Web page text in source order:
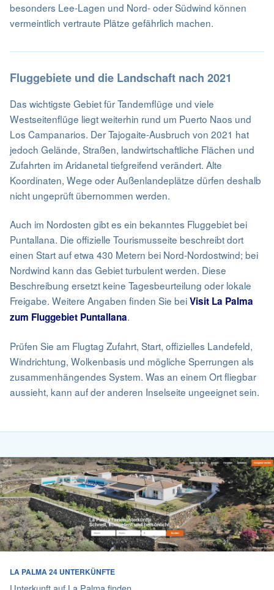
besonders Lee-Lagen und Nord- oder Südwind können
vermeintlich vertraute Plätze gefährlich machen.
Fluggebiete und die Landschaft nach 2021
Das wichtigste Gebiet für Tandemflüge und viele
Westseitenflüge liegt weiterhin rund um Puerto Naos und
Los Campanarios. Der Tajogaite-Ausbruch von 2021 hat
jedoch Gelände, Straßen, landwirtschaftliche Flächen und
Zufahrten im Aridanetal tiefgreifend verändert. Alte
Koordinaten, Wege oder Außenlandeplätze dürfen deshalb
nicht ungeprüft übernommen werden.
Auch im Nordosten gibt es ein bekanntes Fluggebiet bei
Puntallana. Die offizielle Tourismusseite beschreibt dort
einen Start auf etwa 430 Metern bei Nord-Nordostwind; bei
Nordwind kann das Gebiet turbulent werden. Diese
Beschreibung ersetzt keine Tagesbeurteilung oder lokale
Freigabe. Weitere Angaben finden Sie beiVisit La Palma
zum Fluggebiet Puntallana.
Prüfen Sie am Flugtag Zufahrt, Start, offizielles Landefeld,
Windrichtung, Wolkenbasis und mögliche Sperrungen als
zusammenhängendes System. Was an einem Ort fliegbar
aussieht, kann auf der anderen Inselseite ungeeignet sein.
LA PALMA 24 UNTERKÜNFTE